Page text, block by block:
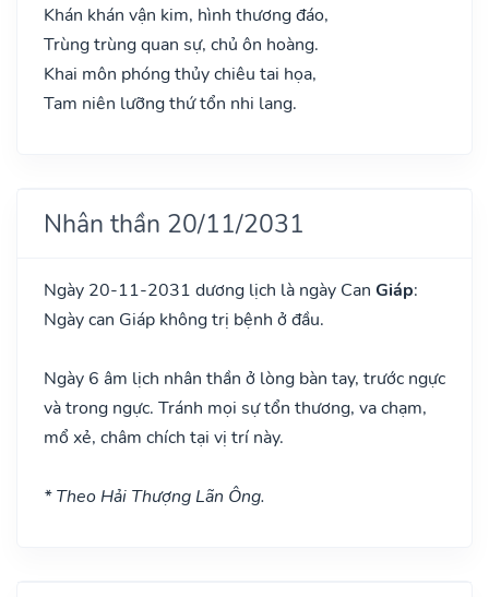
Khán khán vận kim, hình thương đáo,
Trùng trùng quan sự, chủ ôn hoàng.
Khai môn phóng thủy chiêu tai họa,
Tam niên lưỡng thứ tổn nhi lang.
Nhân thần 20/11/2031
Ngày 20-11-2031 dương lịch là ngày Can Giáp:
Ngày can Giáp không trị bệnh ở đầu.
Ngày 6 âm lịch nhân thần ở lòng bàn tay, trước ngực
và trong ngực. Tránh mọi sự tổn thương, va chạm,
mổ xẻ, châm chích tại vị trí này.
* Theo Hải Thượng Lãn Ông.